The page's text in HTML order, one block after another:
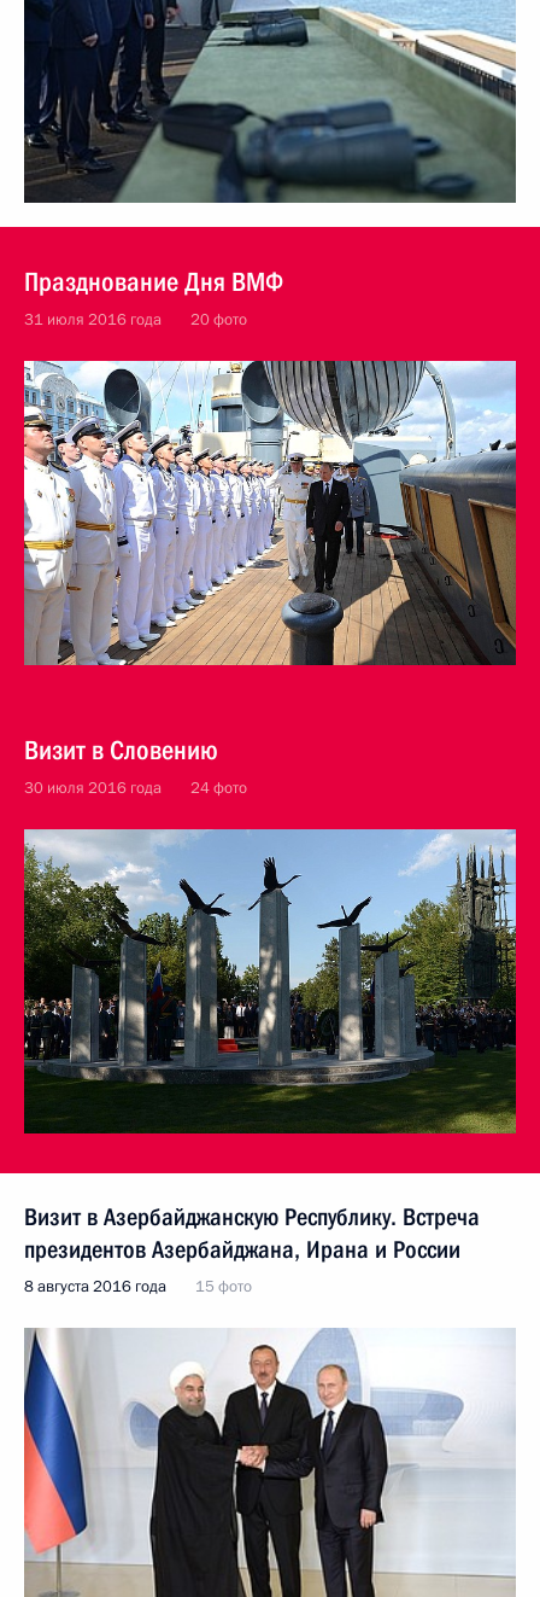
Празднование Дня ВМФ
31 июля 2016 года 20 фото
Визит в Словению
30 июля 2016 года 24 фото
Визит в Азербайджанскую Республику. Встреча
президентов Азербайджана, Ирана и России
8 августа 2016 года 15 фото